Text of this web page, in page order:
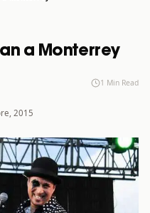
a Monterrey
1 Min Read
2015